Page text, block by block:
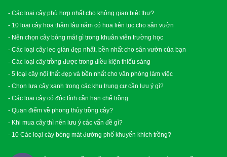
- Các loại cây phù hợp nhất cho không gian biệt thự?
- 10 loại cây hoa thảm lâu năm có hoa liên tục cho sân vườn
- Nên chọn cây bóng mát gì trong khuân viên trường học
- Các loại cây leo giàn đẹp nhất, bền nhất cho sân vườn của bạn
- Các loại cây trồng được trong điều kiện thiếu sáng
- 5 loại cây nội thất đẹp và bền nhất cho văn phòng làm việc
- Chọn lựa cây xanh trong các khu trung cư cần lưu ý gì?
- Các loại cây có độc tính cần hạn chế trồng
- Quan điểm về phong thủy trồng cây?
- Khi mua cây thì nên lưu ý các vấn đề gì?
- 10 Các loại cây bóng mát đường phố khuyến khích trồng?